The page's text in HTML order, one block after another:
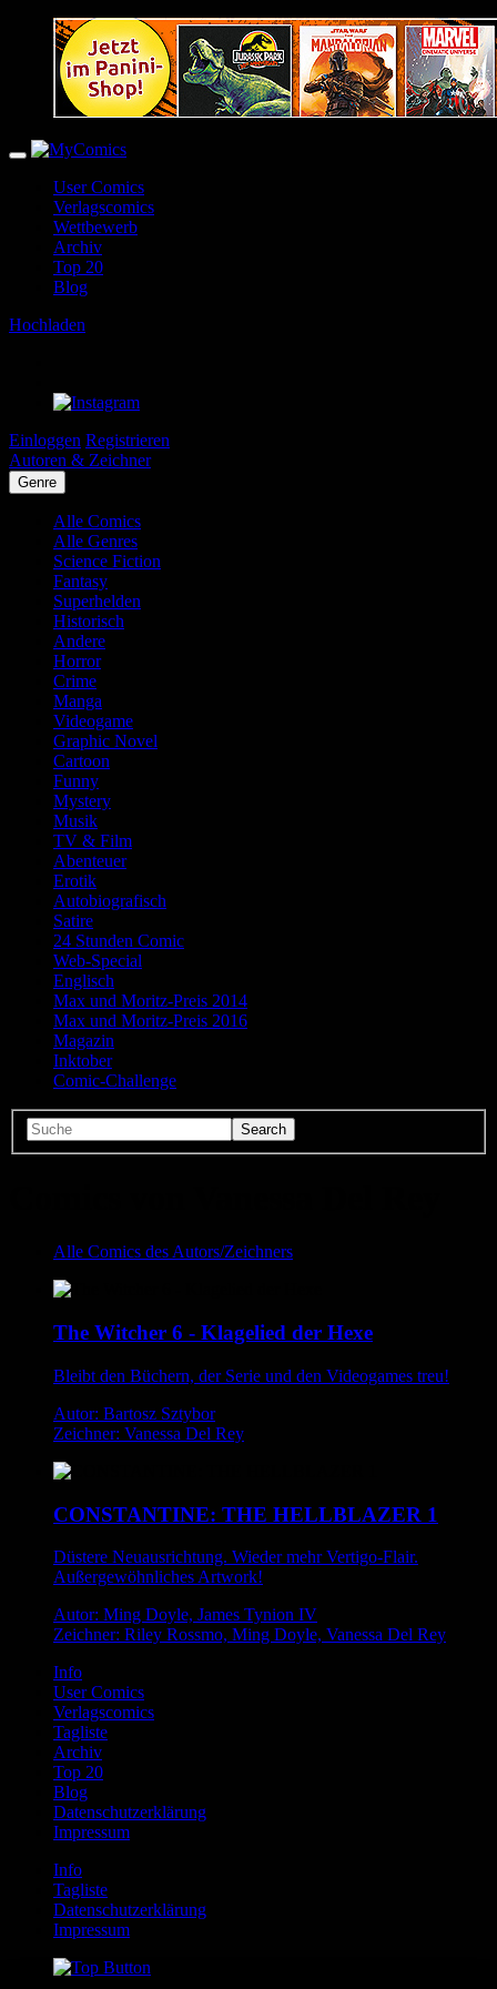
User Comics
Verlagscomics
Wettbewerb
Archiv
Top 20
Blog
Hochladen
Einloggen Registrieren
Autoren & Zeichner
Genre
Alle Comics
Alle Genres
Science Fiction
Fantasy
Superhelden
Historisch
Andere
Horror
Crime
Manga
Videogame
Graphic Novel
Cartoon
Funny
Mystery
Musik
TV & Film
Abenteuer
Erotik
Autobiografisch
Satire
24 Stunden Comic
Web-Special
Englisch
Max und Moritz-Preis 2014
Max und Moritz-Preis 2016
Magazin
Inktober
Comic-Challenge
Alle Comics des Autors/Zeichners
The Witcher 6 - Klagelied der Hexe
Bleibt den Büchern, der Serie und den Videogames treu!
Autor: Bartosz Sztybor
Zeichner: Vanessa Del Rey
CONSTANTINE: THE HELLBLAZER 1
Düstere Neuausrichtung. Wieder mehr Vertigo-Flair.
Außergewöhnliches Artwork!
Autor: Ming Doyle, James Tynion IV
Zeichner: Riley Rossmo, Ming Doyle, Vanessa Del Rey
Info
User Comics
Verlagscomics
Tagliste
Archiv
Top 20
Blog
Datenschutzerklärung
Impressum
Info
Tagliste
Datenschutzerklärung
Impressum